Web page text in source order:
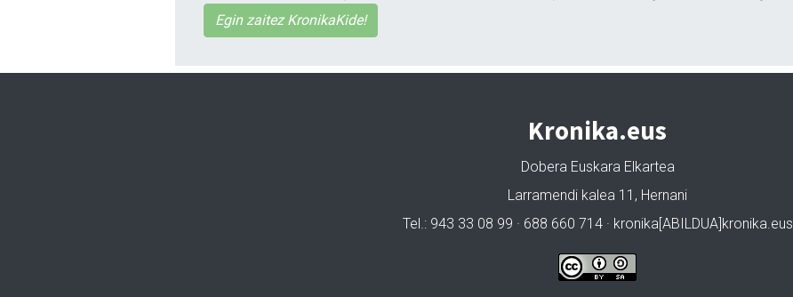
Egin zaitez KronikaKide!
Kronika.eus
Dobera Euskara Elkartea
Larramendi kalea 11, Hernani
Tel.: 943 33 08 99 · 688 660 714 · kronika[ABILDUA]kronika.eus